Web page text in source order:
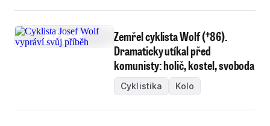
Zemřel cyklista Wolf (†86).
Dramaticky utíkal před
komunisty: holič, kostel, svoboda
Cyklistika Kolo